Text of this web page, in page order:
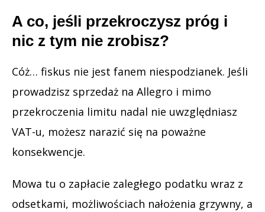
A co, jeśli przekroczysz próg i
nic z tym nie zrobisz?
Cóż… fiskus nie jest fanem niespodzianek. Jeśli
prowadzisz sprzedaż na Allegro i mimo
przekroczenia limitu nadal nie uwzględniasz
VAT-u, możesz narazić się na poważne
konsekwencje.
Mowa tu o zapłacie zaległego podatku wraz z
odsetkami, możliwościach nałożenia grzywny, a